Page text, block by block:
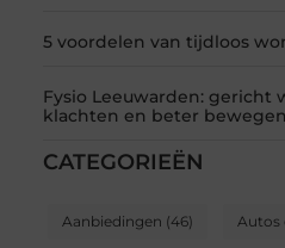
5 voordelen van tijdloos
Fysio Leeuwarden: gericht
klachten en beter bewegen
CATEGORIEËN
Aanbiedingen (46) Autos